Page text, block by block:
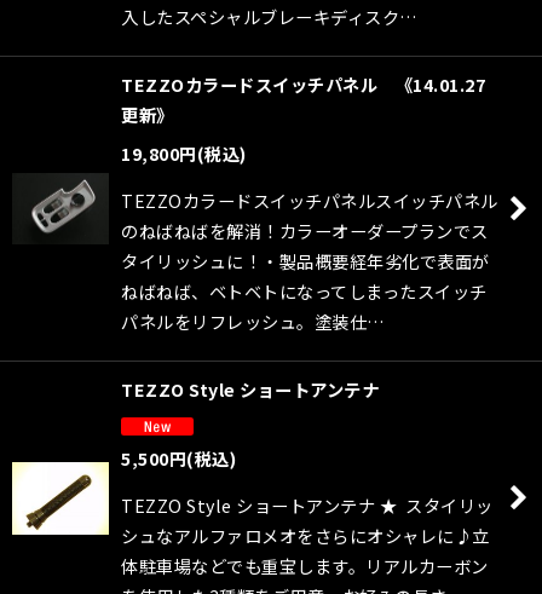
入したスペシャルブレーキディスク…
TEZZOカラードスイッチパネル 《14.01.27
更新》
19,800円(税込)
TEZZOカラードスイッチパネルスイッチパネル
のねばねばを解消！カラーオーダープランでス
タイリッシュに！・製品概要経年劣化で表面が
ねばねば、ベトベトになってしまったスイッチ
パネルをリフレッシュ。塗装仕…
TEZZO Style ショートアンテナ
5,500円(税込)
TEZZO Style ショートアンテナ ★ スタイリッ
シュなアルファロメオをさらにオシャレに♪立
体駐車場などでも重宝します。リアルカーボン